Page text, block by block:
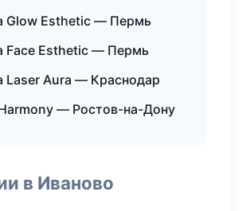
Glow Esthetic — Пермь
Face Esthetic — Пермь
Laser Aura — Краснодар
— Ростов-на-Дону
в Иваново